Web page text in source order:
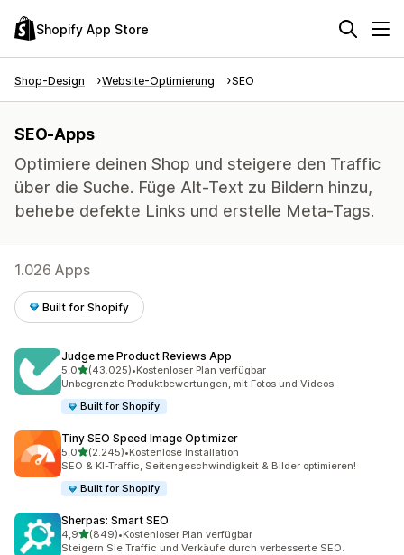
Shopify App Store
Shop-Design Website-Optimierung SEO
SEO-Apps
Optimiere deinen Shop und steigere den Traffic
über die Suche. Füge Alt-Text zu Bildern hinzu,
behebe defekte Links und erstelle Meta-Tags.
1.026 Apps
Built for Shopify
Judge.me Product Reviews App
5,0von 5 Sternen
(43.025)
43025 Rezensionen insgesamt
•Kostenloser Plan verfügbar
Unbegrenzte Produktbewertungen, mit Fotos und Videos
Built for Shopify
Tiny SEO Speed Image Optimizer
5,0von 5 Sternen
(2.245)
2245 Rezensionen insgesamt
•Kostenlose Installation
SEO & KI-Traffic, Seitengeschwindigkeit & Bilder optimieren!
Built for Shopify
Sherpas: Smart SEO
4,9von 5 Sternen
(849)
849 Rezensionen insgesamt
•Kostenloser Plan verfügbar
Steigern Sie Traffic und Verkäufe durch verbesserte SEO.